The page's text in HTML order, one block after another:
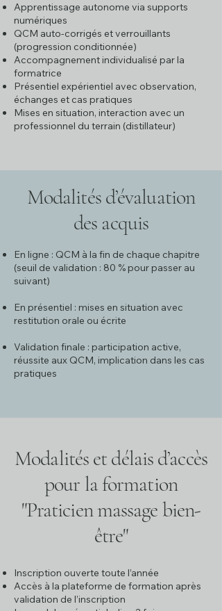
Apprentissage autonome via supports
numériques
QCM auto-corrigés et verrouillants
(progression conditionnée)
Accompagnement individualisé par la
formatrice
Présentiel expérientiel avec observation,
échanges et cas pratiques
Mises en situation, interaction avec un
professionnel du terrain (distillateur)
Modalités d’évaluation
des acquis
En ligne : QCM à la fin de chaque chapitre
(seuil de validation : 80 % pour passer au
suivant)
En présentiel : mises en situation avec
restitution orale ou écrite​
Validation finale : participation active,
réussite aux QCM, implication dans les cas
pratiques
Modalités et délais d’accès
pour la formation
"Praticien massage bien-
être"
Inscription ouverte toute l’année
Accès à la plateforme de formation après
validation de l’inscription